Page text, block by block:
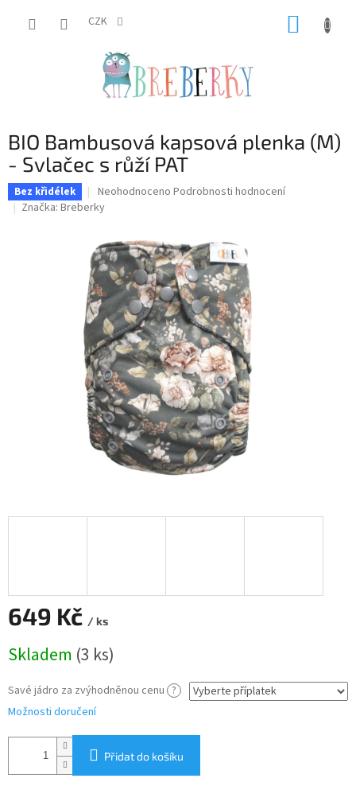
CZK
BIO Bambusová kapsová plenka (M)
- Svlačec s růží PAT
Bez křidélek
Průměrné
hodnocení
0,0
z
5
hvězdiček.
Neohodnoceno Podrobnosti hodnocení
Značka: Breberky
649 Kč / ks
cena:
Skladem (3 ks)
Savé jádro za zvýhodněnou cenu ?
Možnosti doručení
Přidat do košíku